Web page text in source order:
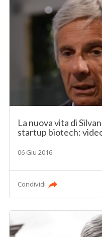
La nuova vita di
startup biotech:
06 Giu 2016
Condividi